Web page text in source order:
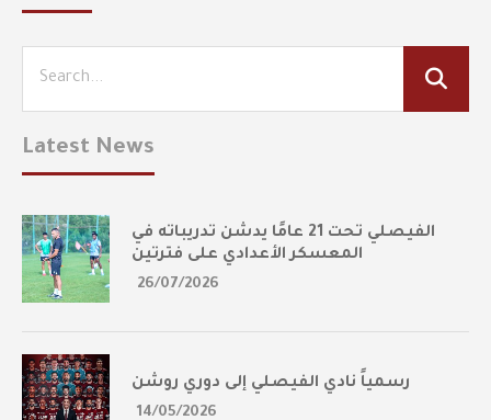
Latest News
الفيصلي تحت 21 عامًا يدشن تدريباته في
المعسكر الأعدادي على فترتين
26/07/2026
رسمياً نادي الفيصلي إلى دوري روشن
14/05/2026